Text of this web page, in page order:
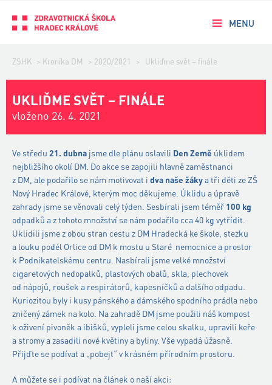
MENU
ZSHK > Kronika DM > 2020/2021 > Ukliďme svět – finále
UKLIĎME SVĚT – FINÁLE
vloženo 26. 4. 2021
Ve středu 21. dubna jsme dle plánu oslavili Den Země úklidem
nejbližšího okolí DM. Do akce se zapojili hlavně zaměstnanci
z DM, ale podařilo se nám motivovat i dva naše žákya tři děti ze ZŠ
Nový Hradec Králové, kterým moc děkujeme. Úklidu a úpravě
zahrady jsme se věnovali celý týden. Sesbírali jsem téměř 100 kg
odpadků a z tohoto množství se nám podařilo cca 40 kg vytřídit.
Uklidili jsme z obou stran cestu z DM Hradecká ke škole, stezku
a louku podél Orlice od DM k mostu u Staré nemocnice a prostor
k Podnikatelskému centru. Nasbírali jsme velké množství
cigaretových nedopalků, plastových obalů, skla, plechovek
od nápojů, roušek a respirátorů, kapesníčků a dalšího odpadu.
Kuriozitou byly i kusy pánského a dámského spodního prádla nebo
zničený zámek na kolo. Na zahradě DM jsme použili náš kompost
k oživení pivoněk a ibišků, vypleli jsme celou skalku, upravili keře
a stromy a zasadili nové květiny a byliny. Vše vypadá úžasně.
Přijďte se podívat a „pobejt“ v krásném přírodním prostoru.
A můžete se i podívat na článek o naší akci: